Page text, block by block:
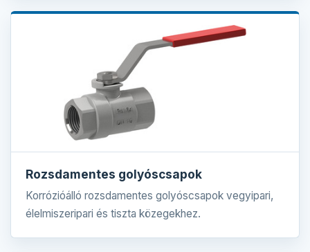
Rozsdamentes golyóscsapok
Korrózióálló rozsdamentes golyóscsapok vegyipari,
élelmiszeripari és tiszta közegekhez.